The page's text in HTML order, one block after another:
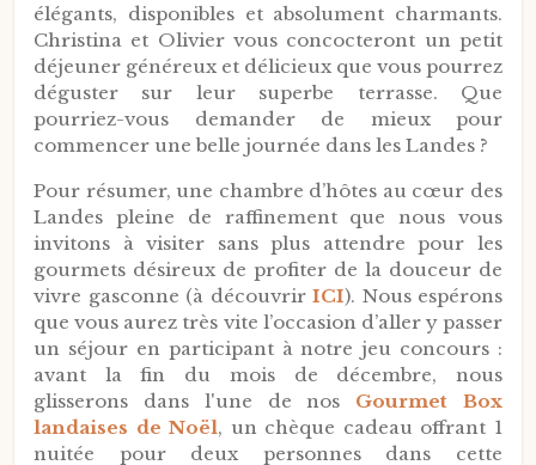
élégants, disponibles et absolument charmants.
Christina et Olivier vous concocteront un petit
déjeuner généreux et délicieux que vous pourrez
déguster sur leur superbe terrasse. Que
pourriez-vous demander de mieux pour
commencer une belle journée dans les Landes ?
Pour résumer, une chambre d’hôtes au cœur des
Landes pleine de raffinement que nous vous
invitons à visiter sans plus attendre pour les
gourmets désireux de profiter de la douceur de
vivre gasconne (à découvrir ICI). Nous espérons
que vous aurez très vite l’occasion d’aller y passer
un séjour en participant à notre jeu concours :
avant la fin du mois de décembre, nous
glisserons dans l'une de nos Gourmet Box
landaises de Noël, un chèque cadeau offrant 1
nuitée pour deux personnes dans cette